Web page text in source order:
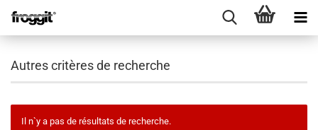
Autres critères de recherche
Il n`y a pas de résultats de recherche.